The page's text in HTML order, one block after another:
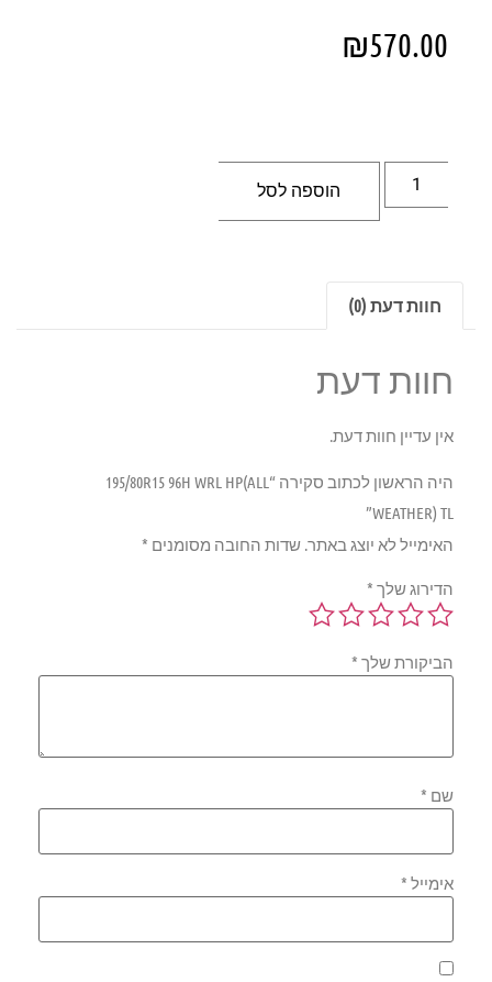
₪570.00
הוספה לסל
חוות דעת (0)
חוות דעת
אין עדיין חוות דעת.
היה הראשון לכתוב סקירה “195/80R15 96H WRL HP(ALL
WEATHER) TL”
האימייל לא יוצג באתר.שדות החובה מסומנים*
הדירוג שלך*
הביקורת שלך*
שם*
אימייל*